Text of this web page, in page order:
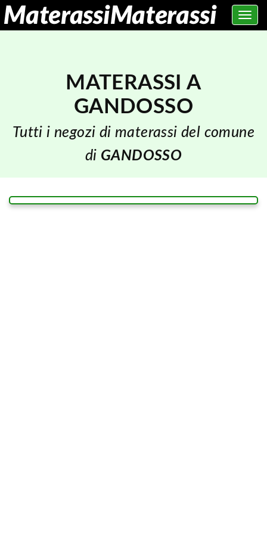
Toggle
MATERASSI A
GANDOSSO
Tutti i negozi di materassi del comune
di GANDOSSO